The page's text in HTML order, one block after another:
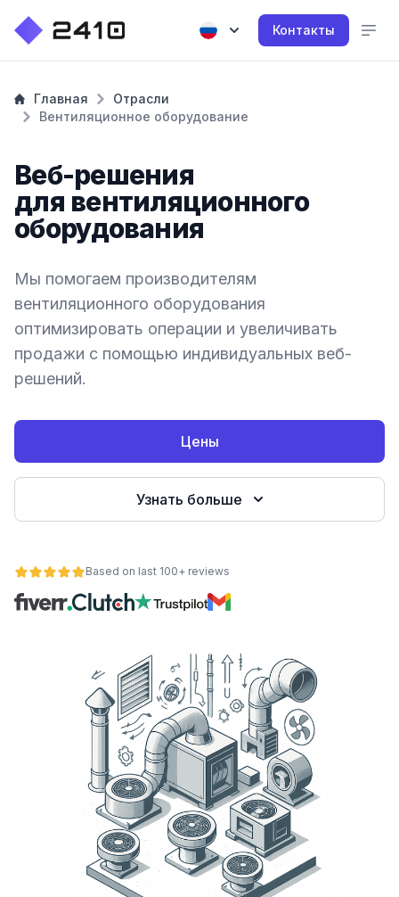
Контакты
Главная
Отрасли
Вентиляционное оборудование
Веб-решения
для вентиляционного
оборудования
Мы помогаем производителям
вентиляционного оборудования
оптимизировать операции и увеличивать
продажи с помощью индивидуальных веб-
решений.
Цены
Узнать больше
Based on last 100+ reviews